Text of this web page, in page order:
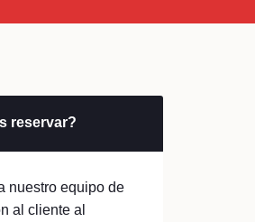
reservar?
nuestro equipo de
al cliente al